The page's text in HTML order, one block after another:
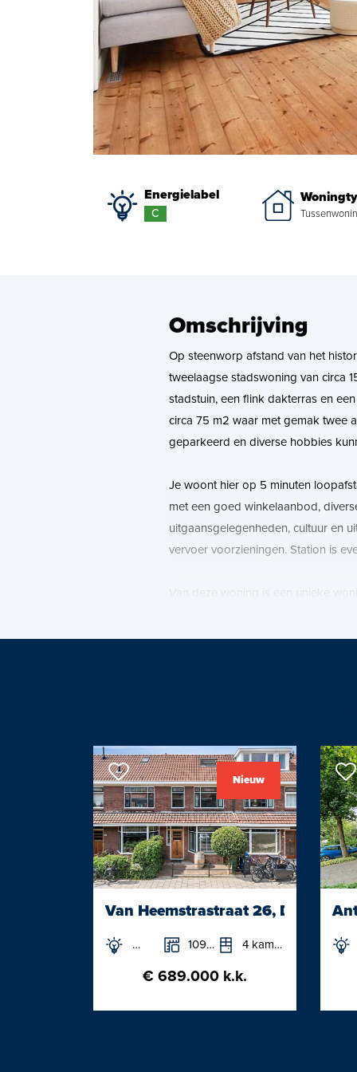
Energielabel
C
Omschrijving
Op steenworp afstand van het
tweelaagse stadswoning van circa
stadstuin, een flink dakterras en
circa 75 m2 waar met gemak twee
geparkeerd en diverse hobbies
Je woont hier op 5 minuten
met een goed winkelaanbod,
uitgaansgelegenheden, cultuur en
vervoer voorzieningen. Station is
Van deze woning is een unieke
je alle gegevens en meer
2, maar met een beetje moeite 4
De vraagprijs per m² wordt
woning te delen door de
geen rekening gehouden met de
bijgebouwen of een garage.
Door de grote garage is de
geschikt voor het vergelijken van
Begane grond:
Entree, hal, voorkamer
thuiswerkplek. Toiletruimte.
houten vloerdelen maken de living
Nieuw
Van Heemstrastraat 26, Delft
109m² 4 kamers
€ 689.000 k.k.